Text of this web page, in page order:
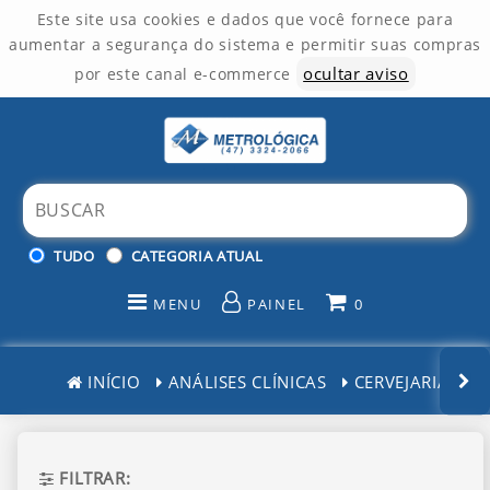
Este site usa cookies e dados que você fornece para
aumentar a segurança do sistema e permitir suas compras
por este canal e-commerce
TUDO CATEGORIA ATUAL
MENU
INÍCIO
PAINEL 0
INÍCIO ANÁLISES CLÍNICAS CERVEJARIAS
FILTRAR: